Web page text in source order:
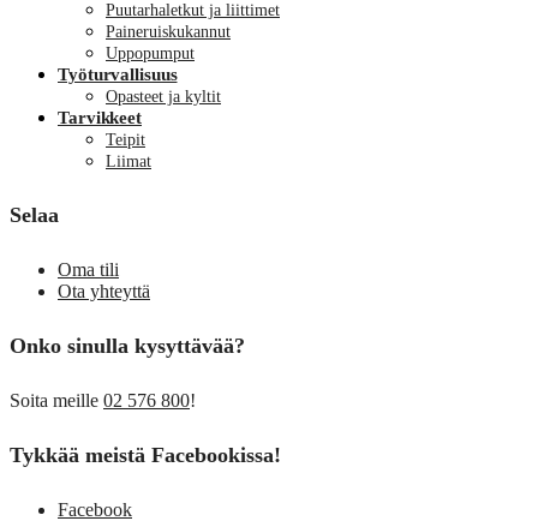
Puutarhaletkut ja liittimet
Paineruiskukannut
Uppopumput
Työturvallisuus
Opasteet ja kyltit
Tarvikkeet
Teipit
Liimat
Selaa
Oma tili
Ota yhteyttä
Onko sinulla kysyttävää?
Soita meille 02 576 800!
Tykkää meistä Facebookissa!
Facebook